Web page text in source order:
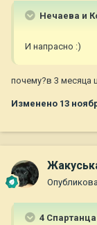
Нечаева и
И напрасно :)
почему?в 3 месяца
Изменено 13
4